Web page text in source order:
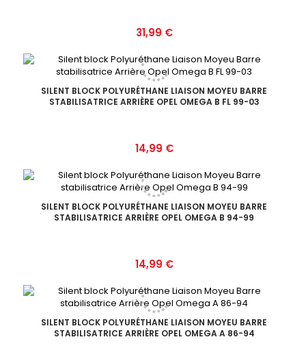
Prix
31,99 €
SILENT BLOCK POLYURÉTHANE LIAISON MOYEU BARRE
STABILISATRICE ARRIÈRE OPEL OMEGA B FL 99-03
Prix
14,99 €
SILENT BLOCK POLYURÉTHANE LIAISON MOYEU BARRE
STABILISATRICE ARRIÈRE OPEL OMEGA B 94-99
Prix
14,99 €
SILENT BLOCK POLYURÉTHANE LIAISON MOYEU BARRE
STABILISATRICE ARRIÈRE OPEL OMEGA A 86-94